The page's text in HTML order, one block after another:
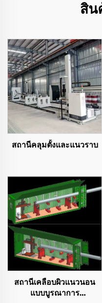
สิน
สถานีคลุมตั้งและแนวราบ
สถานีเคลือบผิวแนวนอน
แบบบูรณาการ